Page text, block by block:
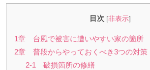
目次 [非表示]
1章 台風で被害に遭いやすい家の箇所
2章 普段からやっておくべき3つの対策
2-1 破損箇所の修繕